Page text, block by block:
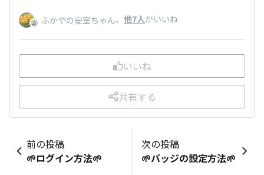
ふかやの安室ちゃん、 他7人がいいね
いいね
共有する
前の投稿
🌱ログイン方法🌱
次の投稿
🌱バッジの設定方法🌱